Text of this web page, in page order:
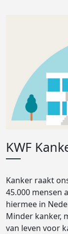
KWF
Kanker raakt
45.000 mensen
hiermee in
Minder kanker,
van leven voor